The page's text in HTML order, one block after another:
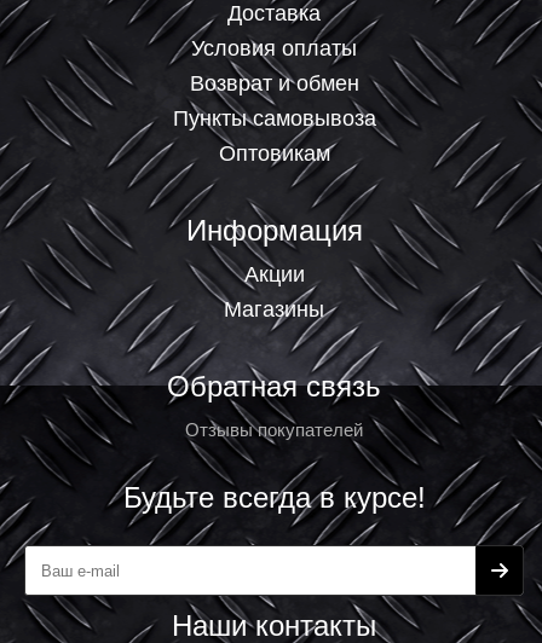
Доставка
Условия оплаты
Возврат и обмен
Пункты самовывоза
Оптовикам
Информация
Акции
Магазины
Обратная связь
Отзывы покупателей
Будьте всегда в курсе!
Наши контакты